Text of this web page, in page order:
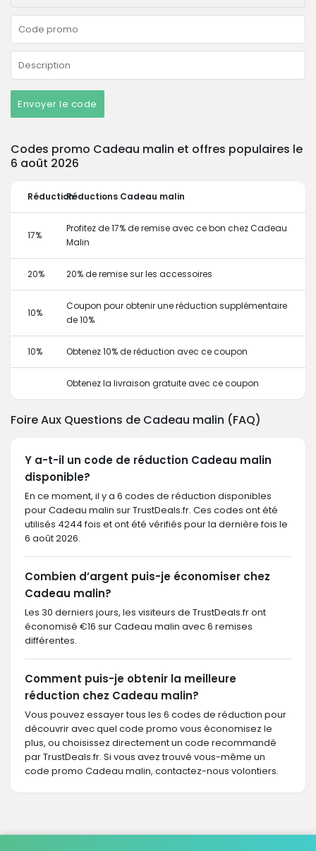
Envoyer le code
Codes promo Cadeau malin et offres populaires le
6 août 2026
RéductionRéductions Cadeau malin
17%
Profitez de 17% de remise avec ce bon chez Cadeau
Malin
20% 20% de remise sur les accessoires
10%
Coupon pour obtenir une réduction supplémentaire
de 10%
10% Obtenez 10% de réduction avec ce coupon
Obtenez la livraison gratuite avec ce coupon
Foire Aux Questions de Cadeau malin (FAQ)
Y a-t-il un code de réduction Cadeau malin
disponible?
En ce moment, il y a 6 codes de réduction disponibles
pour Cadeau malin sur TrustDeals.fr. Ces codes ont été
utilisés 4244 fois et ont été vérifiés pour la dernière fois le
6 août 2026.
Combien d’argent puis-je économiser chez
Cadeau malin?
Les 30 derniers jours, les visiteurs de TrustDeals.fr ont
économisé €16 sur Cadeau malin avec 6 remises
différentes.
Comment puis-je obtenir la meilleure
réduction chez Cadeau malin?
Vous pouvez essayer tous les 6 codes de réduction pour
découvrir avec quel code promo vous économisez le
plus, ou choisissez directement un code recommandé
par TrustDeals.fr. Si vous avez trouvé vous-même un
code promo Cadeau malin, contactez-nous volontiers.